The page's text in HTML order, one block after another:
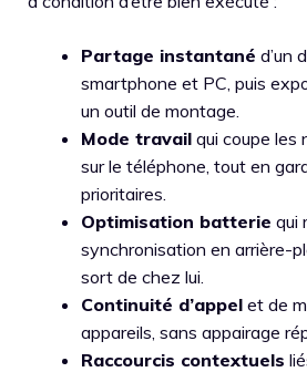
Partage instantané d’un
smartphone et PC, puis
un outil de montage.
Mode travail qui coupe les
sur le téléphone, tout en
prioritaires.
Optimisation batterie qui
synchronisation en arrière-
sort de chez lui.
Continuité d’appel et de
appareils, sans appairage
Raccourcis contextuels